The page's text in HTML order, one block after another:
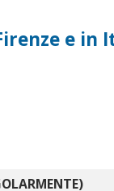
e in